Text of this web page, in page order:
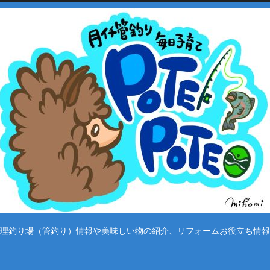
釣り場（管釣り）情報や美味しい物の紹介、リフォームお役立ち情